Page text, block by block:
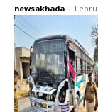
newsakhada -